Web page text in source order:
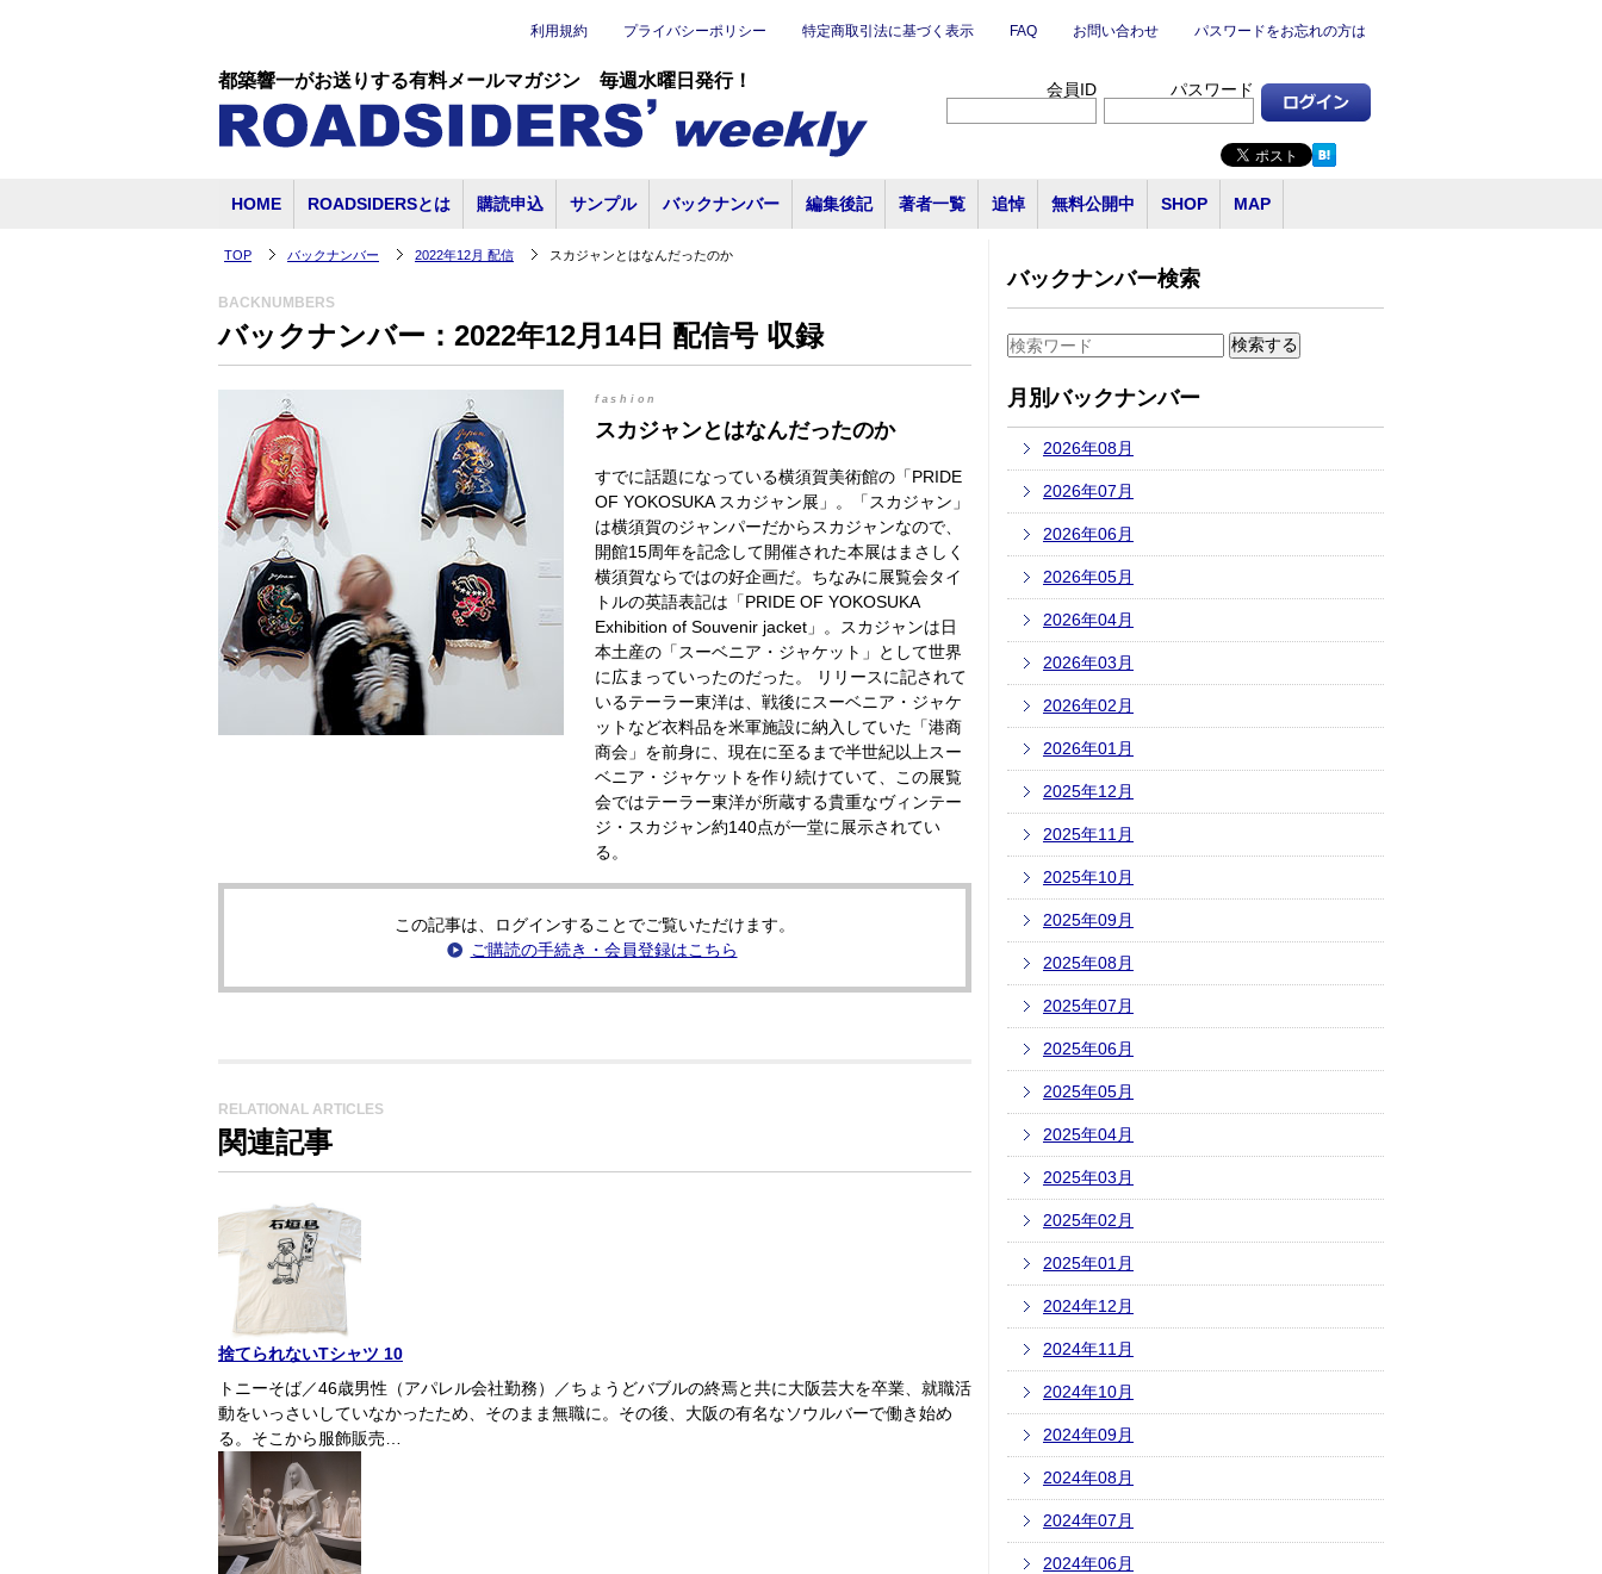
都築響一がお送りする有料メールマガジン 毎週水曜日発行！
利用規約 プライバシーポリシー 特定商取引法に基づく表示 FAQ お問い合わせ パスワードをお忘れの方は
会員ID パスワード
HOME ROADSIDERSとは 購読申込 サンプル バックナンバー 編集後記 著者一覧 追悼 無料公開中 SHOP MAP
TOP バックナンバー 2022年12月 配信 スカジャンとはなんだったのか
BACKNUMBERS
バックナンバー：2022年12月14日 配信号 収録
fashion
スカジャンとはなんだったのか
すでに話題になっている横須賀美術館の「PRIDE
OF YOKOSUKA スカジャン展」。「スカジャン」
は横須賀のジャンパーだからスカジャンなので、
開館15周年を記念して開催された本展はまさしく
横須賀ならではの好企画だ。ちなみに展覧会タイ
トルの英語表記は「PRIDE OF YOKOSUKA
Exhibition of Souvenir jacket」。スカジャンは日
本土産の「スーベニア・ジャケット」として世界
に広まっていったのだった。 リリースに記されて
いるテーラー東洋は、戦後にスーベニア・ジャケ
ットなど衣料品を米軍施設に納入していた「港商
商会」を前身に、現在に至るまで半世紀以上スー
ベニア・ジャケットを作り続けていて、この展覧
会ではテーラー東洋が所蔵する貴重なヴィンテー
ジ・スカジャン約140点が一堂に展示されてい
る。
この記事は、ログインすることでご覧いただけます。
ご購読の手続き・会員登録はこちら
RELATIONAL ARTICLES
関連記事
捨てられないTシャツ 10
トニーそば／46歳男性（アパレル会社勤務）／ちょうどバブルの終焉と共に大阪芸大を卒業、就職活
動をいっさいしていなかったため、そのまま無職に。その後、大阪の有名なソウルバーで働き始め
る。そこから服飾販売…
バックナンバー検索
月別バックナンバー
2026年08月
2026年07月
2026年06月
2026年05月
2026年04月
2026年03月
2026年02月
2026年01月
2025年12月
2025年11月
2025年10月
2025年09月
2025年08月
2025年07月
2025年06月
2025年05月
2025年04月
2025年03月
2025年02月
2025年01月
2024年12月
2024年11月
2024年10月
2024年09月
2024年08月
2024年07月
2024年06月